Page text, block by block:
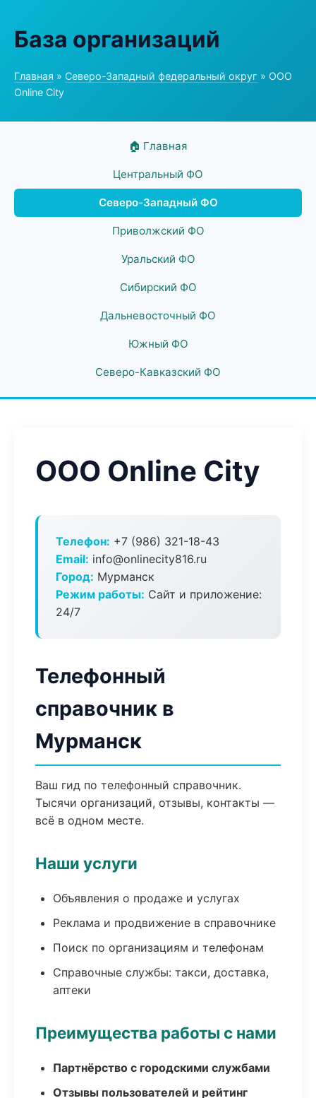
База организаций
Главная » Северо-Западный федеральный округ » ООО
Online City
🏠 Главная
Центральный ФО
Северо-Западный ФО
Приволжский ФО
Уральский ФО
Сибирский ФО
Дальневосточный ФО
Южный ФО
Северо-Кавказский ФО
ООО Online City
Телефон: +7 (986) 321-18-43
Email: info@onlinecity816.ru
Город: Мурманск
Режим работы: Сайт и приложение:
24/7
Телефонный
справочник в
Мурманск
Ваш гид по телефонный справочник.
Тысячи организаций, отзывы, контакты —
всё в одном месте.
Наши услуги
Объявления о продаже и услугах
Реклама и продвижение в справочнике
Поиск по организациям и телефонам
Справочные службы: такси, доставка,
аптеки
Преимущества работы с нами
Партнёрство с городскими службами
Отзывы пользователей и рейтинг